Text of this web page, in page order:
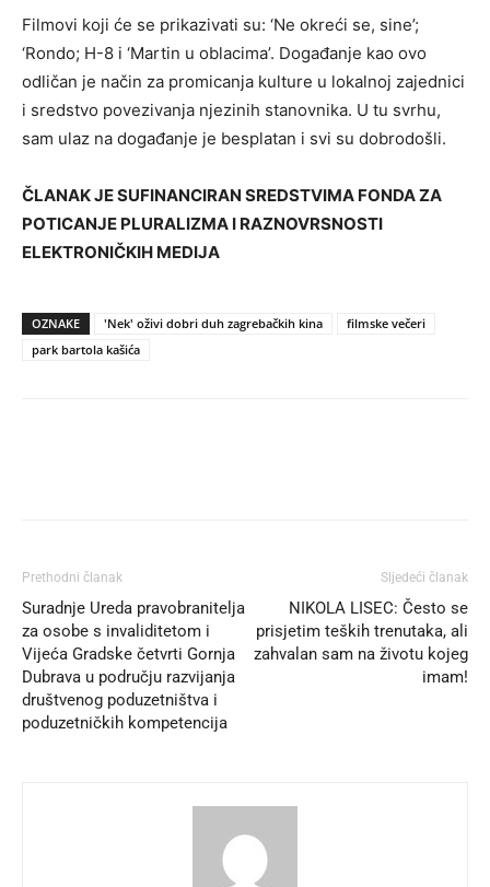
Filmovi koji će se prikazivati su: ‘Ne okreći se, sine’;
‘Rondo; H-8 i ‘Martin u oblacima’. Događanje kao ovo
odličan je način za promicanja kulture u lokalnoj zajednici
i sredstvo povezivanja njezinih stanovnika. U tu svrhu,
sam ulaz na događanje je besplatan i svi su dobrodošli.
ČLANAK JE SUFINANCIRAN SREDSTVIMA FONDA ZA
POTICANJE PLURALIZMA I RAZNOVRSNOSTI
ELEKTRONIČKIH MEDIJA
OZNAKE 'Nek' oživi dobri duh zagrebačkih kina
filmske večeri
park bartola kašića
Prethodni članak
Suradnje Ureda pravobranitelja
za osobe s invaliditetom i
Vijeća Gradske četvrti Gornja
Dubrava u području razvijanja
društvenog poduzetništva i
poduzetničkih kompetencija
Sljedeći članak
NIKOLA LISEC: Često se
prisjetim teških trenutaka, ali
zahvalan sam na životu kojeg
imam!